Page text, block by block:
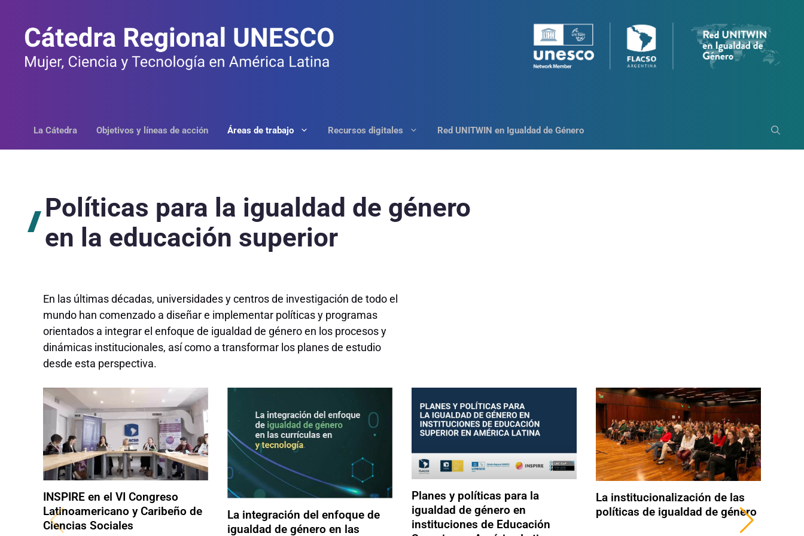
contenido
La Cátedra Objetivos y líneas de acción Áreas de trabajo Recursos digitales Red UNITWIN en Igualdad de Género
Políticas para la igualdad de género
en la educación superior
En las últimas décadas, universidades y centros de investigación de todo el
mundo han comenzado a diseñar e implementar políticas y programas
orientados a integrar el enfoque de igualdad de género en los procesos y
dinámicas institucionales, así como a transformar los planes de estudio
desde esta perspectiva.
INSPIRE en el VI Congreso
Latinoamericano y Caribeño de
Ciencias Sociales
La integración del enfoque de
igualdad de género en las
Planes y políticas para la
igualdad de género en
instituciones de Educación
La institucionalización de las
políticas de igualdad de género